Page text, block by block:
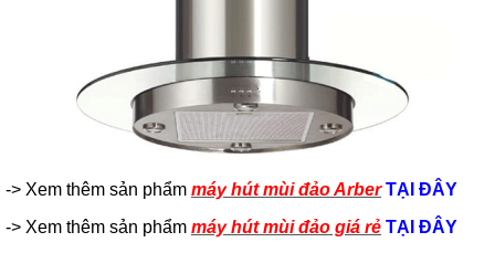
-> Xem thêm sản phẩm máy hút mùi đảo Arber TẠI ĐÂY
-> Xem thêm sản phẩm máy hút mùi đảo giá rẻ TẠI ĐÂY